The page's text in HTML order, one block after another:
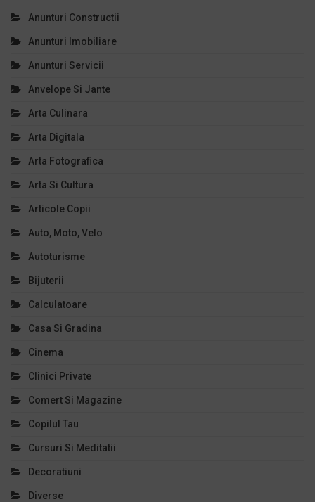
Anunturi Constructii
Anunturi Imobiliare
Anunturi Servicii
Anvelope Si Jante
Arta Culinara
Arta Digitala
Arta Fotografica
Arta Si Cultura
Articole Copii
Auto, Moto, Velo
Autoturisme
Bijuterii
Calculatoare
Casa Si Gradina
Cinema
Clinici Private
Comert Si Magazine
Copilul Tau
Cursuri Si Meditatii
Decoratiuni
Diverse